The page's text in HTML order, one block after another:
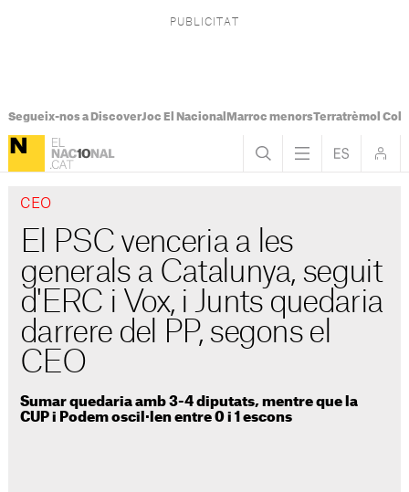
Segueix-nos a DiscoverJoc El Nacional Marroc menorsTerratrèmol
CEO
El PSC venceria a les
generals a Catalunya, seguit
d'ERC i Vox, i Junts quedaria
darrere del PP, segons el
CEO
Sumar quedaria amb 3-4 diputats, mentre que la
CUP i Podem oscil·len entre 0 i 1 escons